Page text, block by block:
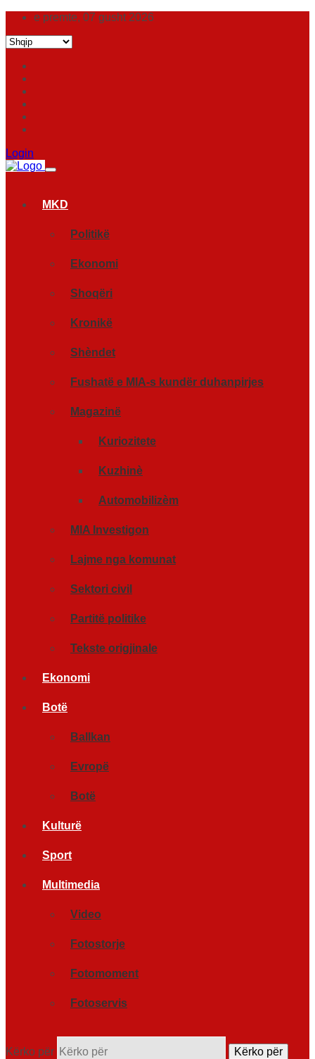
e premte, 07 gusht 2026
Login
MKD
Politikë
Ekonomi
Shoqëri
Kronikë
Shèndet
Fushatë e MIA-s kundër duhanpirjes
Magazinë
Kuriozitete
Kuzhinè
Automobilizèm
MIA Investigon
Lajme nga komunat
Sektori civil
Partitë politike
Tekste origjinale
Ekonomi
Botë
Ballkan
Evropë
Botë
Kulturë
Sport
Multimedia
Video
Fotostorje
Fotomoment
Fotoservis
Kërko për Kërko për